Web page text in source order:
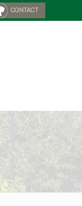
CONTACT